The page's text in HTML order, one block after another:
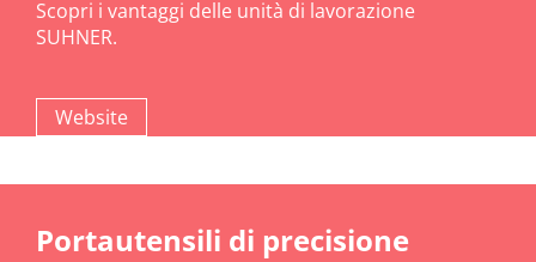
Scopri i vantaggi delle unità di lavorazione
SUHNER.
Website
Portautensili di precisione